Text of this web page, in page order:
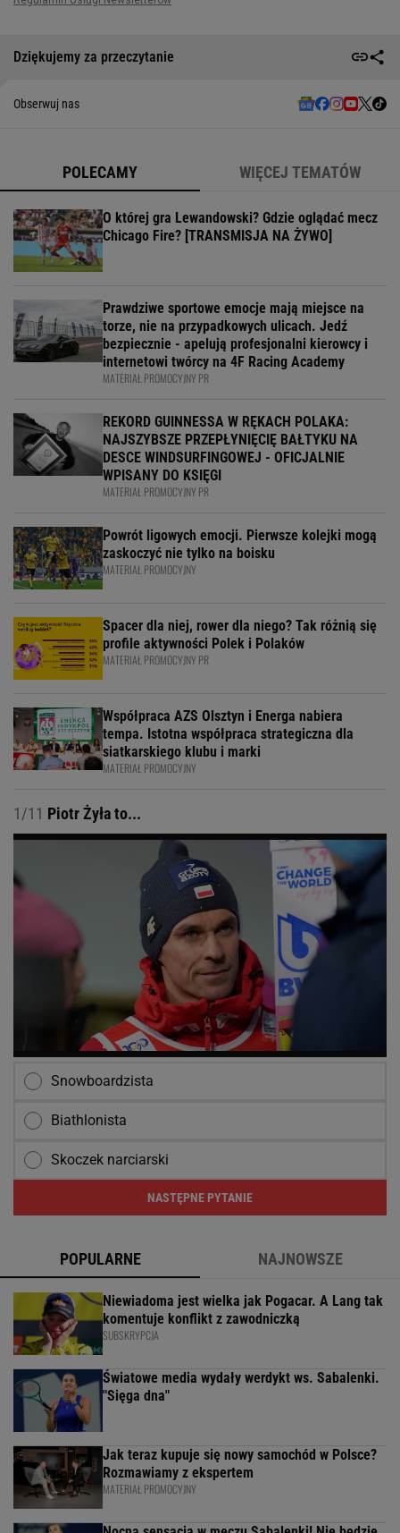
Dziękujemy za przeczytanie
Obserwuj nas
POLECAMY WIĘCEJ TEMATÓW
O której gra Lewandowski? Gdzie oglądać mecz
Chicago Fire? [TRANSMISJA NA ŻYWO]
Prawdziwe sportowe emocje mają miejsce na
torze, nie na przypadkowych ulicach. Jedź
bezpiecznie - apelują profesjonalni kierowcy i
internetowi twórcy na 4F Racing Academy
MATERIAŁ PROMOCYJNY PR
REKORD GUINNESSA W RĘKACH POLAKA:
NAJSZYBSZE PRZEPŁYNIĘCIĘ BAŁTYKU NA
DESCE WINDSURFINGOWEJ - OFICJALNIE
WPISANY DO KSIĘGI
MATERIAŁ PROMOCYJNY PR
Powrót ligowych emocji. Pierwsze kolejki mogą
zaskoczyć nie tylko na boisku
MATERIAŁ PROMOCYJNY
Spacer dla niej, rower dla niego? Tak różnią się
profile aktywności Polek i Polaków
MATERIAŁ PROMOCYJNY PR
Współpraca AZS Olsztyn i Energa nabiera
tempa. Istotna współpraca strategiczna dla
siatkarskiego klubu i marki
MATERIAŁ PROMOCYJNY
1/11 Piotr Żyła to...
Snowboardzista
Biathlonista
Skoczek narciarski
NASTĘPNE PYTANIE
POPULARNE NAJNOWSZE
Niewiadoma jest wielka jak Pogacar. A Lang tak
komentuje konflikt z zawodniczką
SUBSKRYPCJA
Światowe media wydały werdykt ws. Sabalenki.
"Sięga dna"
Jak teraz kupuje się nowy samochód w Polsce?
Rozmawiamy z ekspertem
MATERIAŁ PROMOCYJNY